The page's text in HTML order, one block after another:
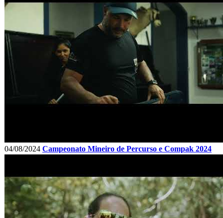
04/08/2024 Campeonato Mineiro de Percurso e Compak 2024